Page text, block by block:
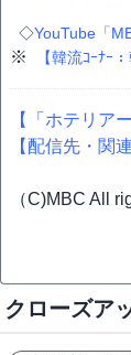
◇YouTube「
※ 【韓流ｺｰﾅｰ
【「ホテリア
【配信先・関
（C)MBC All
クローズア